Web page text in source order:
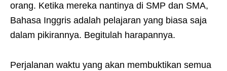
orang. Ketika mereka nantinya di SMP dan SMA,
Bahasa Inggris adalah pelajaran yang biasa saja
dalam pikirannya. Begitulah harapannya.
Perjalanan waktu yang akan membuktikan semua